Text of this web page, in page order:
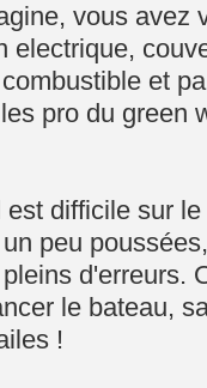
vous avez
electrique,
et
pro du green
difficile sur
peu
d'erreurs.
le bateau,
!